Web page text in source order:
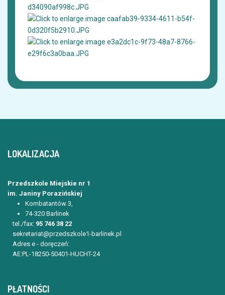
LOKALIZACJA
Przedszkole Miejskie nr 1
im. Janiny Porazińskiej
Kombatantów 3,
74-320 Barlinek
tel./fax: 95 746 38 22
sekretariat@przedszkole1-barlinek.pl
Adres e - doręczeń:
AE:PL-18250-50401-HUCHT-24
PŁATNOŚCI